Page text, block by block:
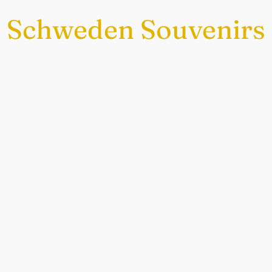
Schweden Souvenirs